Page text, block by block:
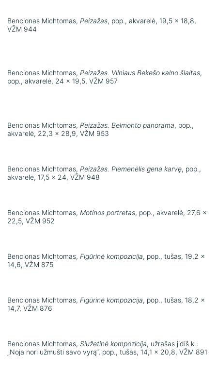
Bencionas Michtomas, Peizažas, pop., akvarelė, 19,5 x 18,8,
VŽM 944
Bencionas Michtomas, Peizažas. Vilniaus Bekešo kalno šlaitas,
pop., akvarelė, 24 x 19,5, VŽM 957
Bencionas Michtomas, Peizažas. Belmonto panorama, pop.,
akvarelė, 22,3 x 28,9, VŽM 953
Bencionas Michtomas, Peizažas. Piemenėlis gena karvę, pop.,
akvarelė, 17,5 x 24, VŽM 948
Bencionas Michtomas, Motinos portretas, pop., akvarelė, 27,6 x
22,5, VŽM 952
Bencionas Michtomas, Figūrinė kompozicija, pop., tušas, 19,2 x
14,6, VŽM 875
Bencionas Michtomas, Figūrinė kompozicija, pop., tušas, 18,2 x
14,7, VŽM 876
Bencionas Michtomas, Siužetinė kompozicija, užrašas jidiš k.:
„Noja nori užmušti savo vyrą“, pop., tušas, 14,1 x 20,8, VŽM 891